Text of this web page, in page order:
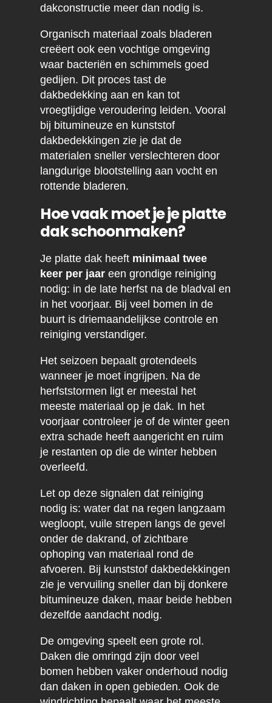
dakconstructie meer dan nodig is.
Organisch materiaal zoals bladeren
creëert ook een vochtige omgeving
waar bacteriën en schimmels goed
gedijen. Dit proces tast de
dakbedekking aan en kan tot
vroegtijdige veroudering leiden. Vooral
bij bitumineuze en kunststof
dakbedekkingen zie je dat de
materialen sneller verslechteren door
langdurige blootstelling aan vocht en
rottende bladeren.
Hoe vaak moet je je platte
dak schoonmaken?
Je platte dak heeft minimaal twee
keer per jaareen grondige reiniging
nodig: in de late herfst na de bladval en
in het voorjaar. Bij veel bomen in de
buurt is driemaandelijkse controle en
reiniging verstandiger.
Het seizoen bepaalt grotendeels
wanneer je moet ingrijpen. Na de
herfststormen ligt er meestal het
meeste materiaal op je dak. In het
voorjaar controleer je of de winter geen
extra schade heeft aangericht en ruim
je restanten op die de winter hebben
overleefd.
Let op deze signalen dat reiniging
nodig is: water dat na regen langzaam
wegloopt, vuile strepen langs de gevel
onder de dakrand, of zichtbare
ophoping van materiaal rond de
afvoeren. Bij kunststof dakbedekkingen
zie je vervuiling sneller dan bij donkere
bitumineuze daken, maar beide hebben
dezelfde aandacht nodig.
De omgeving speelt een grote rol.
Daken die omringd zijn door veel
bomen hebben vaker onderhoud nodig
dan daken in open gebieden. Ook de